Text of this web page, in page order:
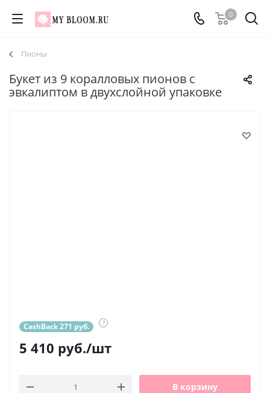
0
Пионы
Букет из 9 коралловых пионов с
эвкалиптом в двухслойной упаковке
CashBack 271 руб. ?
5 410 руб./шт
В корзину